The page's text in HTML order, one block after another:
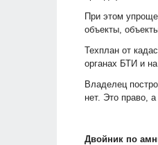
При этом
объекты,
Техплан от
органах БТИ и
Владелец
нет. Это право,
Двойник по